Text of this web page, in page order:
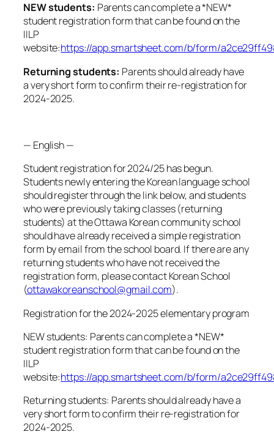
NEW students: Parents can complete a *NEW*
student registration form that can be found on the
IILP
website:https://app.smartsheet.com/b/form/
Returning students: Parents should already have
a very short form to confirm their re-registration for
2024-2025.
— English —
Student registration for 2024/25 has begun.
Students newly entering the Korean language school
should register through the link below, and students
who were previously taking classes (returning
students) at the Ottawa Korean community school
should have already received a simple registration
form by email from the school board. If there are any
returning students who have not received the
registration form, please contact Korean School
(ottawakoreanschool@gmail.com).
Registration for the 2024-2025 elementary program
NEW students: Parents can complete a *NEW*
student registration form that can be found on the
IILP
website:https://app.smartsheet.com/b/form/
Returning students: Parents should already have a
very short form to confirm their re-registration for
2024-2025.